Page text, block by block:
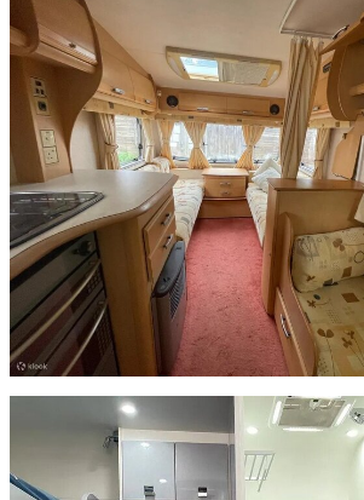
樂
體
驗
手
作
工
作
坊
戶
外
玩
樂
艇
#
沙
灘
#
露
營
#
水
上
活
動
#
散
#18